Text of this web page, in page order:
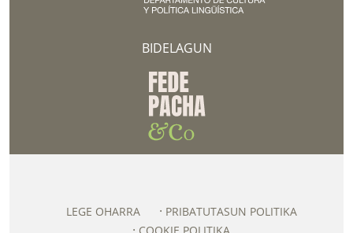
BIDELAGUN
LEGE OHARRA
PRIBATUTASUN POLITIKA
COOKIE POLITIKA